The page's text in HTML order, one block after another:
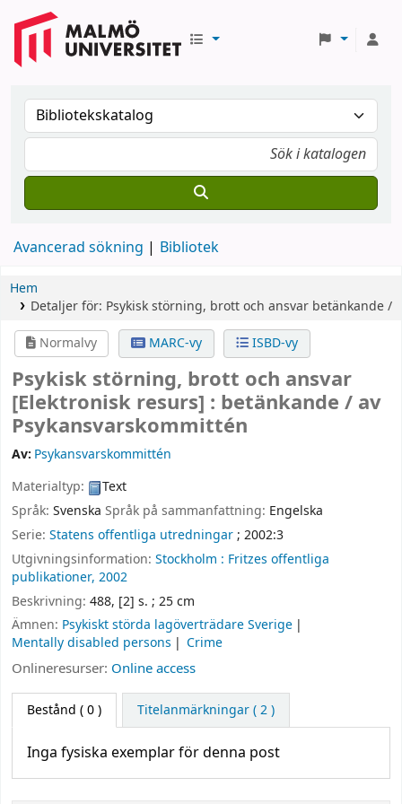
Avancerad sökning Bibliotek
Hem
Detaljer för: Psykisk störning, brott och ansvar betänkande /
Normalvy
MARC-vy ISBD-vy
Psykisk störning, brott och ansvar
[Elektronisk resurs] : betänkande / av
Psykansvarskommittén
Av: Psykansvarskommittén
Materialtyp:
Text
Språk: Svenska Språk på sammanfattning: Engelska
Serie: Statens offentliga utredningar; 2002:3
Utgivningsinformation: Stockholm : Fritzes offentliga
publikationer, 2002
Beskrivning: 488, [2] s. ; 25 cm
Ämnen: Psykiskt störda lagöverträdare Sverige
Mentally disabled persons
Crime
Onlineresurser: Online access
Bestånd ( 0 ) Titelanmärkningar ( 2 )
Inga fysiska exemplar för denna post